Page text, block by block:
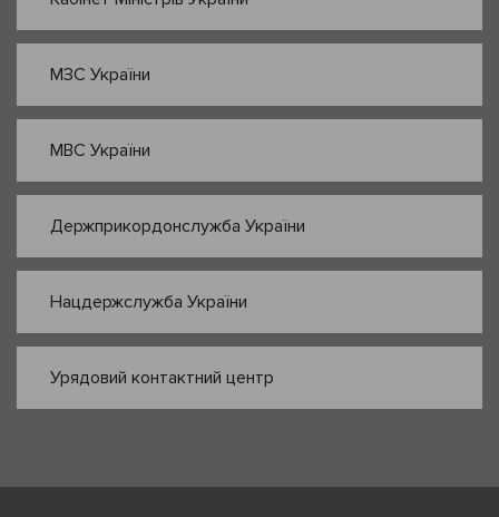
МЗС України
МВС України
Держприкордонслужба України
Нацдержслужба України
Урядовий контактний центр